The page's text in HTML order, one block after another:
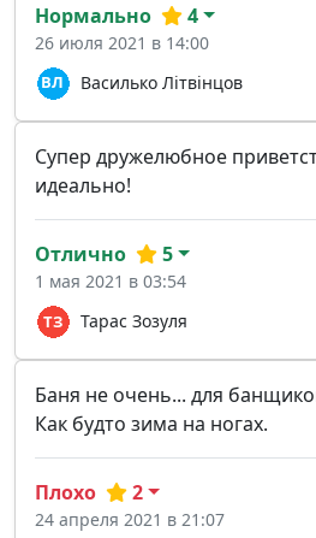
Василько Літвінцов
Нормально 4
26 июля 2021 в 14:00
Супер дружелюбное
идеально!
Тарас Зозуля
Отлично 5
1 мая 2021 в 03:54
Баня не очень... для
Как будто зима на ногах.
Плохо 2
24 апреля 2021 в 21:07